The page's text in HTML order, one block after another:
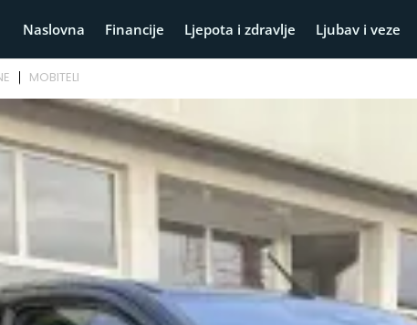
Naslovna Financije Ljepota i zdravlje Ljubav i veze